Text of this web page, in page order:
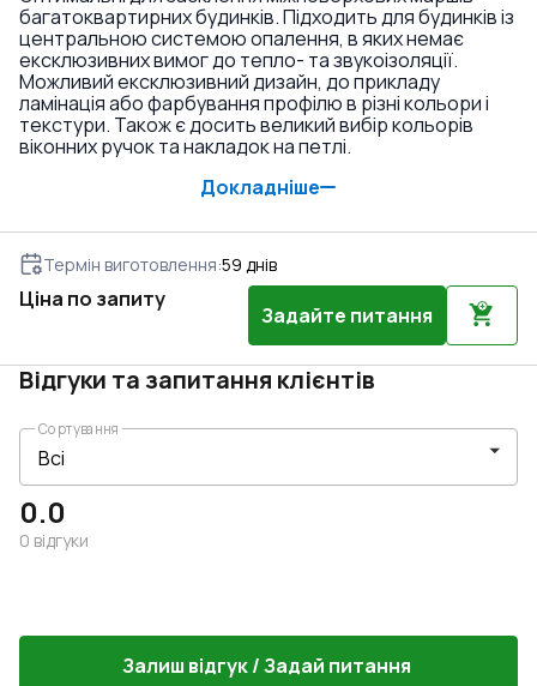
багатоквартирних будинків. Підходить для будинків із
центральною системою опалення, в яких немає
ексклюзивних вимог до тепло- та звукоізоляції.
Можливий ексклюзивний дизайн, до прикладу
ламінація або фарбування профілю в різні кольори і
текстури. Також є досить великий вибір кольорів
віконних ручок та накладок на петлі.
Докладніше
Термін виготовлення:59 днів
Ціна по запиту
Задайте питання
Відгуки та запитання клієнтів
0.0
0 відгуки
Сортування
Залиш відгук / Задай питання